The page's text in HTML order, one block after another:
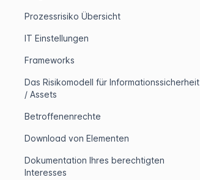
Prozessrisiko Übersicht
IT Einstellungen
Frameworks
Das Risikomodell für Informationssicherheit
/ Assets
Betroffenenrechte
Download von Elementen
Dokumentation Ihres berechtigten
Interesses